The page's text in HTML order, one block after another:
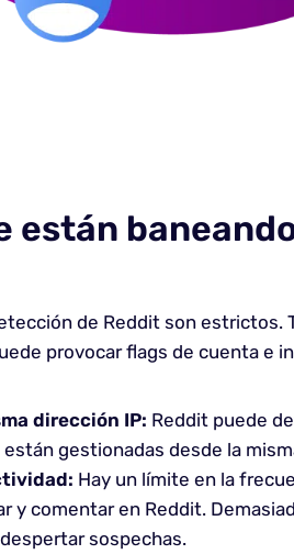
están
de Reddit son estrictos.
provocar flags de cuenta e
dirección IP: Reddit puede
gestionadas desde la
Hay un límite en la
y comentar en Reddit.
sospechas.